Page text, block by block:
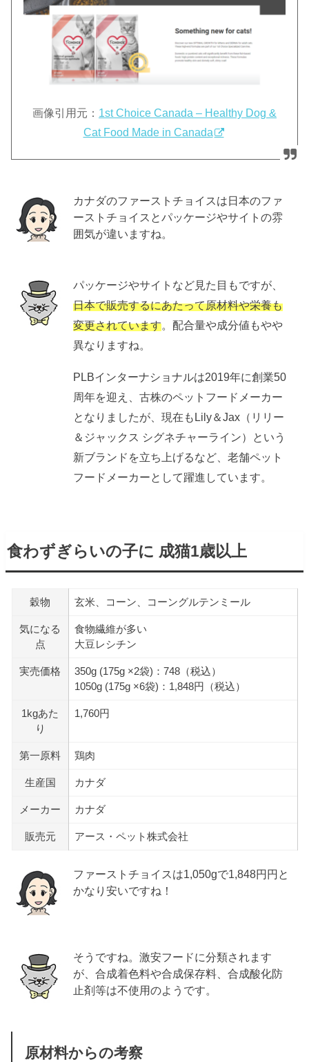
画像引用元： 1st Choice Canada – Healthy Dog &
Cat Food Made in Canada
カナダのファーストチョイスは日本のファ
ーストチョイスとパッケージやサイトの雰
囲気が違いますね。
パッケージやサイトなど見た目もですが、
日本で販売するにあたって原材料や栄養も
変更されています。配合量や成分値もやや
異なりますね。
PLBインターナショナルは2019年に創業50
周年を迎え、古株のペットフードメーカー
となりましたが、現在もLily＆Jax（リリー
＆ジャックス シグネチャーライン）という
新ブランドを立ち上げるなど、老舗ペット
フードメーカーとして躍進しています。
食わずぎらいの子に 成猫1歳以上
穀物 玄米、コーン、コーングルテンミール
気になる
点
食物繊維が多い
大豆レシチン
実売価格
350g (175g ×2袋)：748（税込）
1050g (175g ×6袋)：1,848円（税込）
1kgあた
り
1,760円
第一原料 鶏肉
生産国 カナダ
メーカー カナダ
販売元 アース・ペット株式会社
ファーストチョイスは1,050gで1,848円円と
かなり安いですね！
そうですね。激安フードに分類されます
が、合成着色料や合成保存料、合成酸化防
止剤等は不使用のようです。
原材料からの考察